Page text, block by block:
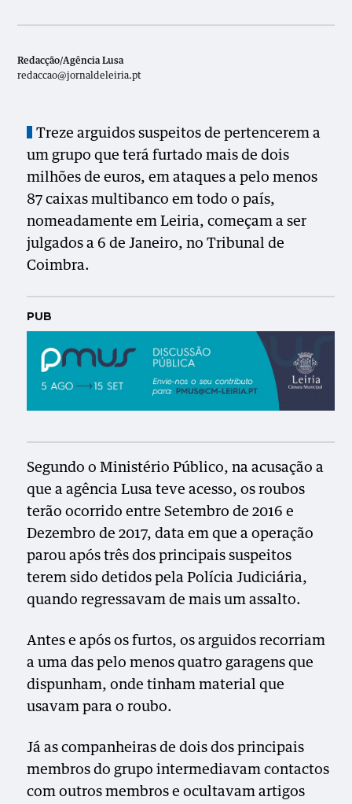
Redacção/Agência Lusa
redaccao@jornaldeleiria.pt
Treze arguidos suspeitos de pertencerem a
um grupo que terá furtado mais de dois
milhões de euros, em ataques a pelo menos
87 caixas multibanco em todo o país,
nomeadamente em Leiria, começam a ser
julgados a 6 de Janeiro, no Tribunal de
Coimbra.
PUB
Segundo o Ministério Público, na acusação a
que a agência Lusa teve acesso, os roubos
terão ocorrido entre Setembro de 2016 e
Dezembro de 2017, data em que a operação
parou após três dos principais suspeitos
terem sido detidos pela Polícia Judiciária,
quando regressavam de mais um assalto.
Antes e após os furtos, os arguidos recorriam
a uma das pelo menos quatro garagens que
dispunham, onde tinham material que
usavam para o roubo.
Já as companheiras de dois dos principais
membros do grupo intermediavam contactos
com outros membros e ocultavam artigos